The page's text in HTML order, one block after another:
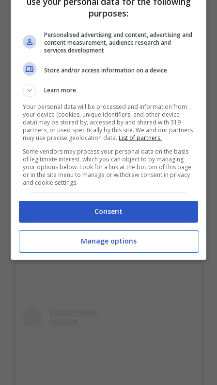
Intanto per prepararci al meglio
dei nomi più interessanti che saliranno sul
palco di questo show come
per iniziare avremo David Beckham, Justin
Bieber, BTS, James Corden, Cindy
Crawford, Cara Delevingne, Lady Gaga,
Elliott Gould, Kit Harington, Larry Hankin,
Mindy Kaling, Thomas Lennon, Christina
Pickles, Tom Selleck (che ricordiamo ha
interpretato Richard, l’ex fidanzato storico
di Monica), James Michael Tyler, Maggie
Wheeler (che interpretava Janice, la
fiamma storica di Chandler), Reese
Witherspoon e Malala Yousafzai.
purposes:
Personalised advertising and content, advertising and
content measurement, audience research and
services development
Store and/or access information on a device
Learn more
Your personal data will be processed and information from
your device (cookies, unique identifiers, and other device
data) may be stored by, accessed by and shared with 319
partners, or used specifically by this site. We and our partners
may use precise geolocation data. List of partners.
Some vendors may process your personal data on the basis
of legitimate interest, which you can object to by managing
your options below. Look for a link at the bottom of this page
or in the site menu to manage or withdraw consent in privacy
and cookie settings.
Consent
Manage options